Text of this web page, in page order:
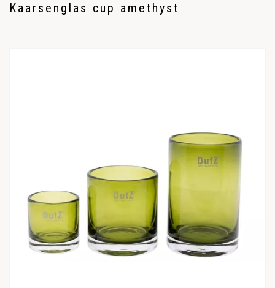
Kaarsenglas cup amethyst